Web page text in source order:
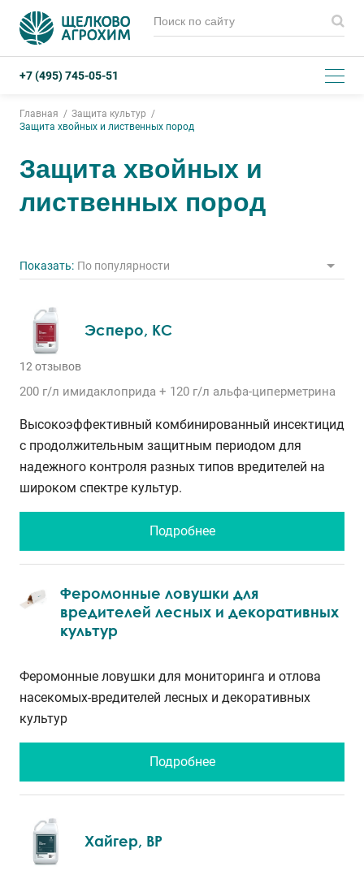
+7 (495) 745-05-51
Главная
Защита культур
Защита хвойных и лиственных пород
Защита хвойных и
лиственных пород
Показать: По популярности
Эсперо, КС
12 отзывов
200 г/л имидаклоприда + 120 г/л альфа-циперметрина
Высокоэффективный комбинированный инсектицид
с продолжительным защитным периодом для
надежного контроля разных типов вредителей на
широком спектре культур.
Подробнее
Феромонные ловушки для
вредителей лесных и декоративных
культур
Феромонные ловушки для мониторинга и отлова
насекомых-вредителей лесных и декоративных
культур
Подробнее
Хайгер, ВР